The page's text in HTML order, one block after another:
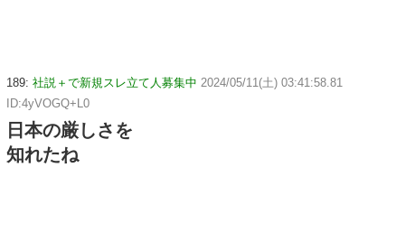
189: 社説＋で新規スレ立て人募集中 2024/05/11(土) 03:41:58.81
ID:4yVOGQ+L0
日本の厳しさを
知れたね